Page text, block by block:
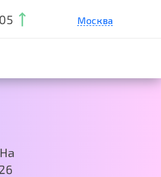
Москва
Краснодар